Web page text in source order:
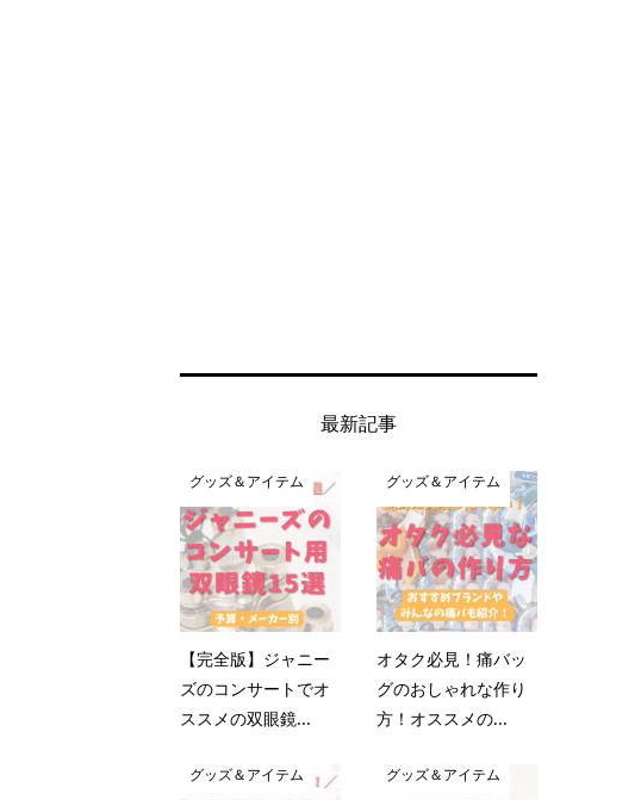
最新記事
グッズ＆アイテム
【完全版】ジャニー
ズのコンサートでオ
ススメの双眼鏡...
グッズ＆アイテム
オタク必見！痛バッ
グのおしゃれな作り
方！オススメの...
グッズ＆アイテム グッズ＆アイテム